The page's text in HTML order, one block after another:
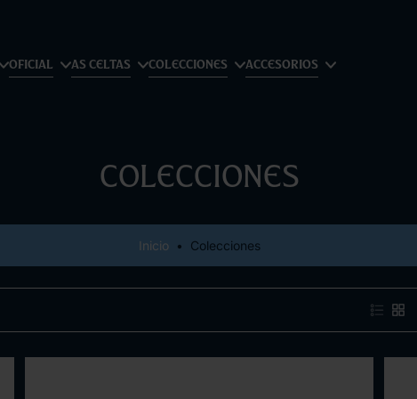
OFICIAL AS CELTAS COLECCIONES ACCESORIOS
Colecciones
Inicio • Colecciones